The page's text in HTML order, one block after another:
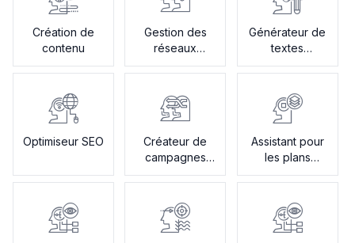
Création de
contenu
Gestion des
réseaux
sociaux
Générateur de
textes
publicitaires
Optimiseur SEO
Créateur de
campagnes
par e-mail
Assistant pour
les plans
créatifs